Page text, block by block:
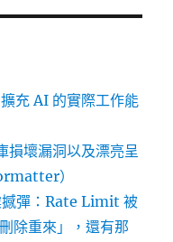
充 AI 的實際工作能
損壞漏洞以及漂亮呈
）
彈：Rate Limit 被
除重來」，還有那